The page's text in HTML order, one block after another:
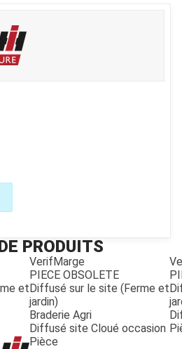
PRODUITS
et
VerifMarge
PIECE OBSOLETE
Diffusé sur le site (Ferme et
jardin)
Braderie Agri
Diffusé site Cloué occasion
Pièce